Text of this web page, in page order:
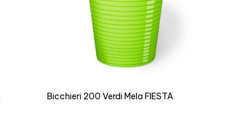
Bicchieri 200 Verdi Mela FIESTA